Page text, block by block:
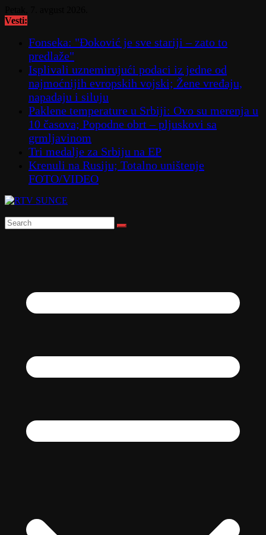
to
Vesti:
Fonseka: "Đoković je sve stariji – zato to
predlaže"
Isplivali uznemirujući podaci iz jedne od
najmoćnijih evropskih vojski; Žene vređaju,
napadaju i siluju
Paklene temperature u Srbiji: Ovo su merenja u
10 časova; Popodne obrt – pljuskovi sa
grmljavinom
Tri medalje za Srbiju na EP
Krenuli na Rusiju; Totalno uništenje
FOTO/VIDEO